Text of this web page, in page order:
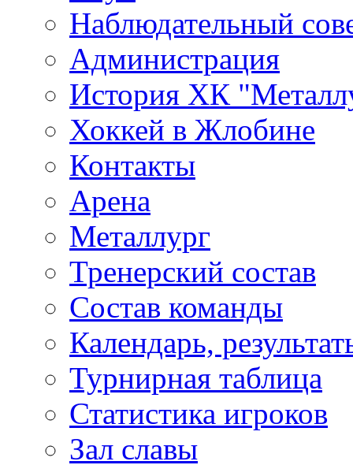
Наблюдательный
Администрация
История ХК
Хоккей в Жлобине
Контакты
Арена
Металлург
Тренерский состав
Состав команды
Календарь,
Турнирная таблица
Статистика игроков
Зал славы